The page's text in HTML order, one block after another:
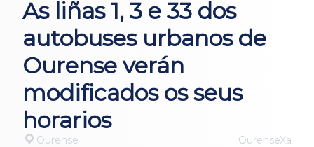
As liñas 1, 3 e 33 dos
autobuses urbanos de
Ourense verán
modificados os seus
horarios
Ourense OurenseXa